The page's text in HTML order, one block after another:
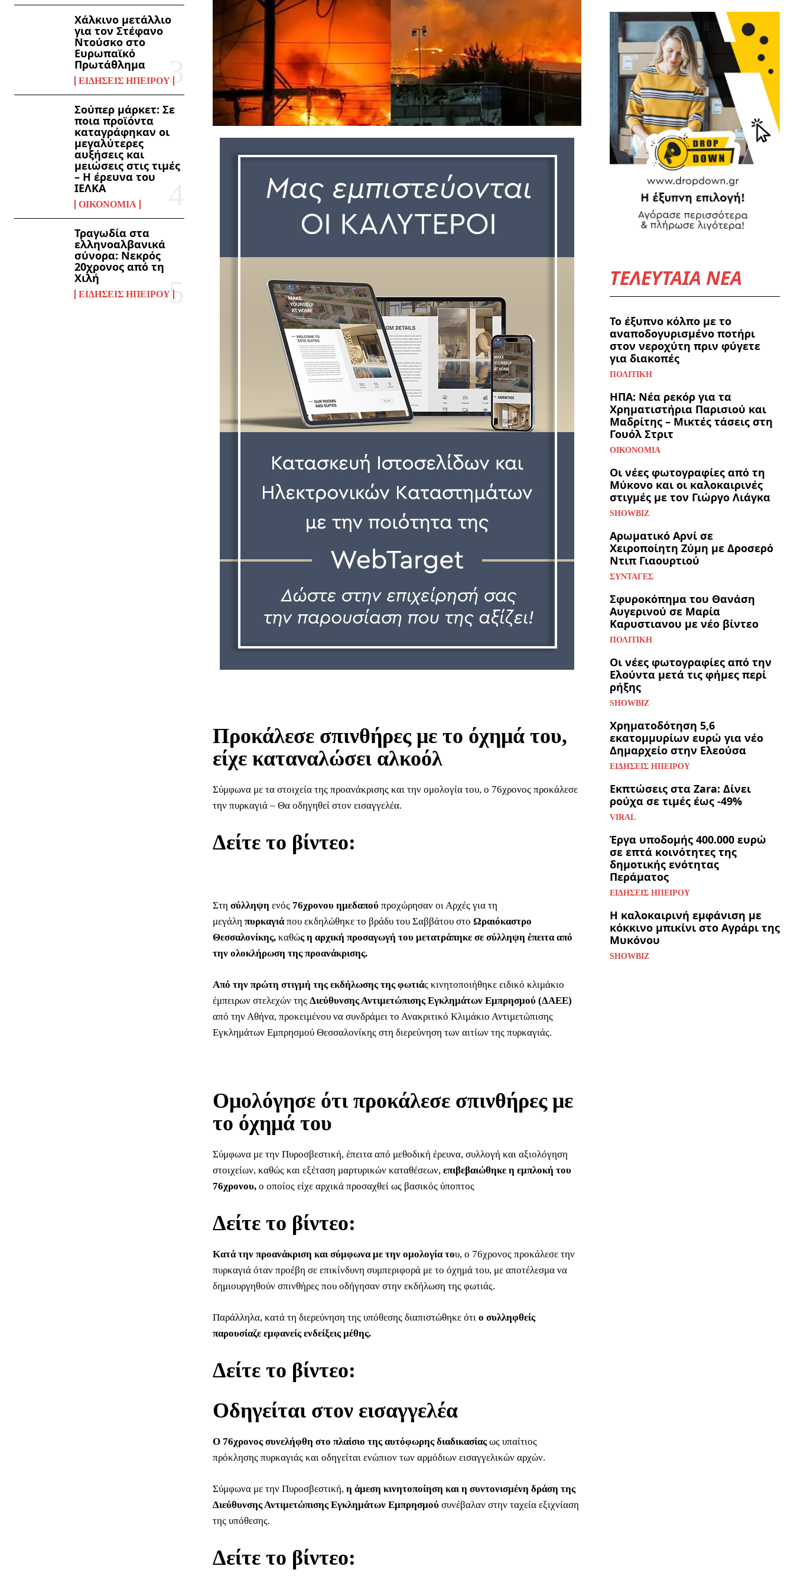
Χάλκινο μετάλλιο
για τον Στέφανο
Ντούσκο στο
Ευρωπαϊκό
Πρωτάθλημα
ΕΙΔΉΣΕΙΣ ΗΠΕΊΡΟΥ
Σούπερ μάρκετ: Σε
ποια προϊόντα
καταγράφηκαν οι
μεγαλύτερες
αυξήσεις και
μειώσεις στις τιμές
– Η έρευνα του
ΙΕΛΚΑ
ΟΙΚΟΝΟΜΊΑ
Τραγωδία στα
ελληνοαλβανικά
σύνορα: Νεκρός
20χρονος από τη
Χιλή
ΕΙΔΉΣΕΙΣ ΗΠΕΊΡΟΥ
Προκάλεσε σπινθήρες με το όχημά του,
είχε καταναλώσει αλκοόλ
Σύμφωνα με τα στοιχεία της προανάκρισης και την ομολογία του, ο 76χρονος προκάλεσε
την πυρκαγιά – Θα οδηγηθεί στον εισαγγελέα.
Δείτε το βίντεο:
Στη σύλληψη ενός 76χρονου ημεδαπού προχώρησαν οι Αρχές για τη
μεγάλη πυρκαγιάπου εκδηλώθηκε το βράδυ του Σαββάτου στο Ωραιόκαστρο
Θεσσαλονίκης, καθώς η αρχική προσαγωγή του μετατράπηκε σε σύλληψη έπειτα από
την ολοκλήρωση της προανάκρισης.
Από την πρώτη στιγμή της εκδήλωσης της φωτιάς κινητοποιήθηκε ειδικό κλιμάκιο
έμπειρων στελεχών της Διεύθυνσης Αντιμετώπισης Εγκλημάτων Εμπρησμού (ΔΑΕΕ)
από την Αθήνα, προκειμένου να συνδράμει το Ανακριτικό Κλιμάκιο Αντιμετώπισης
Εγκλημάτων Εμπρησμού Θεσσαλονίκης στη διερεύνηση των αιτίων της πυρκαγιάς.
Ομολόγησε ότι προκάλεσε σπινθήρες με
το όχημά του
Σύμφωνα με την Πυροσβεστική, έπειτα από μεθοδική έρευνα, συλλογή και αξιολόγηση
στοιχείων, καθώς και εξέταση μαρτυρικών καταθέσεων, επιβεβαιώθηκε η εμπλοκή του
76χρονου, ο οποίος είχε αρχικά προσαχθεί ως βασικός ύποπτος
Δείτε το βίντεο:
Κατά την προανάκριση και σύμφωνα με την ομολογία του, ο 76χρονος προκάλεσε την
πυρκαγιά όταν προέβη σε επικίνδυνη συμπεριφορά με το όχημά του, με αποτέλεσμα να
δημιουργηθούν σπινθήρες που οδήγησαν στην εκδήλωση της φωτιάς.
Παράλληλα, κατά τη διερεύνηση της υπόθεσης διαπιστώθηκε ότι ο συλληφθείς
παρουσίαζε εμφανείς ενδείξεις μέθης.
Δείτε το βίντεο:
Οδηγείται στον εισαγγελέα
Ο 76χρονος συνελήφθη στο πλαίσιο της αυτόφωρης διαδικασίας ως υπαίτιος
πρόκλησης πυρκαγιάς και οδηγείται ενώπιον των αρμόδιων εισαγγελικών αρχών.
Σύμφωνα με την Πυροσβεστική, η άμεση κινητοποίηση και η συντονισμένη δράση της
Διεύθυνσης Αντιμετώπισης Εγκλημάτων Εμπρησμού συνέβαλαν στην ταχεία εξιχνίαση
της υπόθεσης.
Δείτε το βίντεο:
ΤΕΛΕΥΤΑΙΑ ΝΕΑ
Το έξυπνο κόλπο με το
αναποδογυρισμένο ποτήρι
στον νεροχύτη πριν φύγετε
για διακοπές
ΠΟΛΙΤΙΚΉ
ΗΠΑ: Νέα ρεκόρ για τα
Χρηματιστήρια Παρισιού και
Μαδρίτης – Μικτές τάσεις στη
Γουόλ Στριτ
ΟΙΚΟΝΟΜΊΑ
Οι νέες φωτογραφίες από τη
Μύκονο και οι καλοκαιρινές
στιγμές με τον Γιώργο Λιάγκα
SHOWBIZ
Αρωματικό Αρνί σε
Χειροποίητη Ζύμη με Δροσερό
Ντιπ Γιαουρτιού
ΣΥΝΤΑΓΈΣ
Σφυροκόπημα του Θανάση
Αυγερινού σε Μαρία
Καρυστιανου με νέο βίντεο
ΠΟΛΙΤΙΚΉ
Οι νέες φωτογραφίες από την
Ελούντα μετά τις φήμες περί
ρήξης
SHOWBIZ
Χρηματοδότηση 5,6
εκατομμυρίων ευρώ για νέο
Δημαρχείο στην Ελεούσα
ΕΙΔΉΣΕΙΣ ΗΠΕΊΡΟΥ
Εκπτώσεις στα Zara: Δίνει
ρούχα σε τιμές έως -49%
VIRAL
Έργα υποδομής 400.000 ευρώ
σε επτά κοινότητες της
δημοτικής ενότητας
Περάματος
ΕΙΔΉΣΕΙΣ ΗΠΕΊΡΟΥ
Η καλοκαιρινή εμφάνιση με
κόκκινο μπικίνι στο Αγράρι της
Μυκόνου
SHOWBIZ